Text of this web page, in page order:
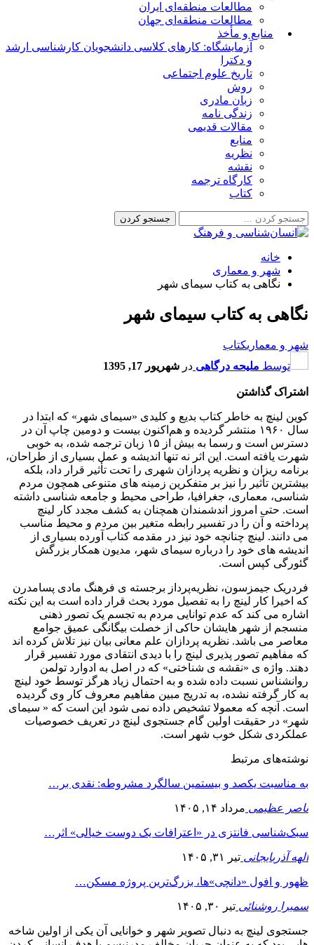
مطالعات منطقه‌ای ایران
مطالعات منطقه‌ای جهان
منابع و مأخذ
آزمایشگاه: کارهای کلاسی دانشجویان کارشناسی ارشد
و دکترا
تاریخ علوم اجتماعی
روش
زبان مادری
زندگی نامه
مقالات قدیمی
منابع
نظریه
نقشه
کارگاه ترجمه
کتاب
خانه
شهر و معماری
نگاهی به کتاب سیمای شهر
نگاهی به کتاب سیمای شهر
شهر و معماریکتاب
توسط ملیحه درگاهی در شهریور 17, 1395
اشتراک گذاشتن
کوین لینچ به خاطر کتاب بدیع و کلیدی «سیمای شهر» که ابتدا در
سال ۱۹۶۰ منتشر گردیده و هم‌اکنون بیست و دومین چاپ آن در
دسترس است و رسما به بیش از ۱۵ زبان ترجمه شده، به خوبی
شهرت یافته است. این اثر نه تنها اندیشه و عمل بسیاری از طراحان،
برنامه ریزان و نظریه پردازان شهری را تحت تأثیر قرار داد، بلکه
بیشترین تأثیر را نیز بر متفکرین زمینه های متنوعی همچون مردم
شناسی، معماری، جغرافیا، طراحی محیط و جامعه شناسی داشته
است. حتی امروز اندشمندان همچنان به کشف مجدد کار لینچ
پرداخته و آن را در تفسیر رابطه متغیر بین مردم و محیط مناسب
می دانند. لینچ چنانچه خود نیز در مقدمه کتاب آورده بسیاری از
اندیشه های خود را درباره سیمای شهر، مدیون همکار بزرگش
گئورگی کپس است.
فردریک جیمزسون، نظریه‌پرداز برجسته ی فرهنگ مادی پسامدرن
که اخیرا کار لینچ را به تفصیل مورد بحث قرار داده است به این نکته
اشاره می کند که عدم توانایی مردم به تجسم یک تصور ذهنی
منسجم از شهر هایشان حاکی از خصلت بیگانگی عمیق جوامع
معاصر می باشد. نظریه پردازان علم معانی بیان نیز تلاش کرده اند
که مفاهیم تصور پذیری لینچ را با دیدی انتقادی مورد تفسیر قرار
دهند. واژه ی «نقشه ی شناختی» که در اصل به ادوارد تولمن
روانشناس نسبت داده شده و به احتمال زیاد هرگز توسط خود لینچ
به کار گرفته نشده، به تدریج مبین مفاهیم معروف کار وی گردیده
است. آنچه که معمولا تشخیص داده نمی شود این است که « سیمای
شهر» در حقیقت اولین گام جستجوی لینچ در تعریف خصوصیات
عملکردی شکل خوب شهر است.
نوشته‌های مرتبط
به مناسبت یکصد و بیستمین سالگرد مشروطه: نقدی بر…
ناصر عظیمی مرداد ۱۴, ۱۴۰۵
سبک‌شناسی فانتزی در «اعترافات یک دوست خیالی» اثر…
الهه آذربایجانی تیر ۳۱, ۱۴۰۵
ظهور و افول «دانچی»ها، بزرگ‌ترین پروژه مسکن…
سمیرا روشنائی تیر ۳۰, ۱۴۰۵
جستجوی لینچ به دنبال تصویر شهر و خوانایی آن یکی از اولین شاخه